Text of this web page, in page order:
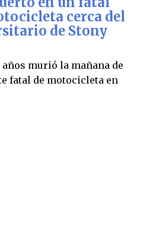
cerca del
de Stony
murió la mañana de
fatal de motocicleta en